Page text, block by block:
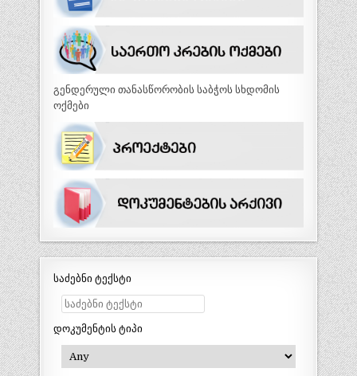
გენდერული თანასწორობის საბჭოს სხდომის
ოქმები
საძებნი ტექსტი
დოკუმენტის ტიპი